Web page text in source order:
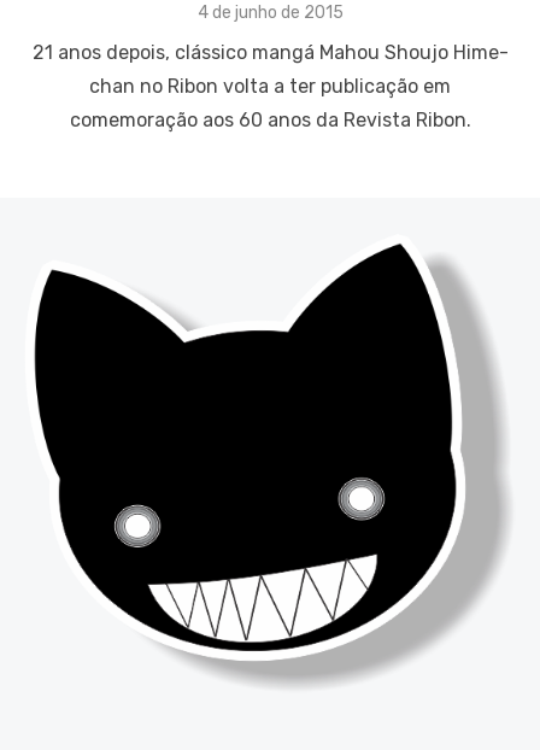
Posted
4 de junho de 2015
21 anos depois, clássico mangá Mahou Shoujo Hime-
chan no Ribon volta a ter publicação em
comemoração aos 60 anos da Revista Ribon.